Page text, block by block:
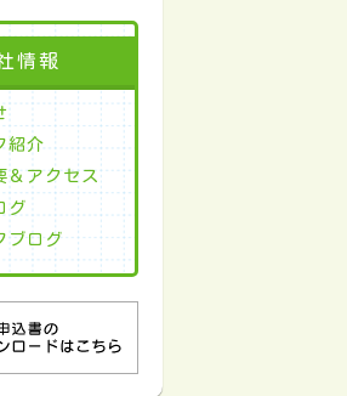
情報
紹介
＆アクセス
グ
ブログ